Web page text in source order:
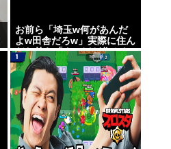
お前ら「埼玉w何があんだ
よw田舎だろw」実際に住ん
だお前ら「クソほど住みや
すい困ることねえじゃん」